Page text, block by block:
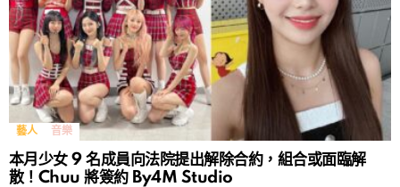
藝人 音樂
本月少女 9 名成員向法院提出解除合約，組合或面臨解
散！Chuu 將簽約 By4M Studio